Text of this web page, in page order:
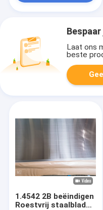
Bespaar
Laat ons
beste
1.4542 2B beëindigen
Roestvrij staalblad